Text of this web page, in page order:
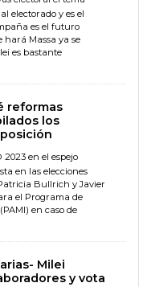
electorado y es el
es el futuro
hará Massa ya se
es bastante
reformas
los
2023 en el espejo
en las elecciones
Bullrich y Javier
el Programa de
en caso de
Milei
y vota